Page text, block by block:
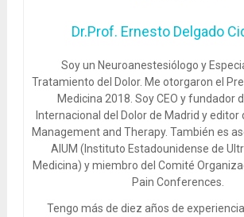
Dr.Prof. Ernesto Delgado
Soy un Neuroanestesiólogo y
Tratamiento del Dolor. Me otorgaron el
Medicina 2018. Soy CEO y fundador
Internacional del Dolor de Madrid y editor
Management and Therapy. También es
AIUM (Instituto Estadounidense de
Medicina) y miembro del Comité
Pain Conferences.
Tengo más de diez años de